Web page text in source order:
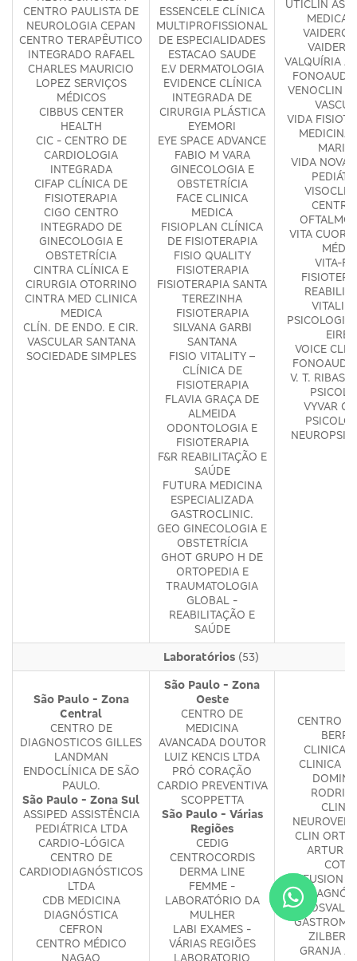
CENTRO PAULISTA DE
NEUROLOGIA CEPAN
CENTRO TERAPÊUTICO
INTEGRADO RAFAEL
CHARLES MAURICIO
LOPEZ SERVIÇOS
MÉDICOS
CIBBUS CENTER
HEALTH
CIC - CENTRO DE
CARDIOLOGIA
INTEGRADA
CIFAP CLÍNICA DE
FISIOTERAPIA
CIGO CENTRO
INTEGRADO DE
GINECOLOGIA E
OBSTETRÍCIA
CINTRA CLÍNICA E
CIRURGIA OTORRINO
CINTRA MED CLINICA
MEDICA
CLÍN. DE ENDO. E CIR.
VASCULAR SANTANA
SOCIEDADE SIMPLES
ESSENCELE CLÍNICA
MULTIPROFISSIONAL
DE ESPECIALIDADES
ESTACAO SAUDE
E.V DERMATOLOGIA
EVIDENCE CLÍNICA
INTEGRADA DE
CIRURGIA PLÁSTICA
EYEMORI
EYE SPACE ADVANCE
FABIO M VARA
GINECOLOGIA E
OBSTETRÍCIA
FACE CLINICA
MEDICA
FISIOPLAN CLÍNICA
DE FISIOTERAPIA
FISIO QUALITY
FISIOTERAPIA
FISIOTERAPIA SANTA
TEREZINHA
FISIOTERAPIA
SILVANA GARBI
SANTANA
FISIO VITALITY –
CLÍNICA DE
FISIOTERAPIA
FLAVIA GRAÇA DE
ALMEIDA
ODONTOLOGIA E
FISIOTERAPIA
F&R REABILITAÇÃO E
SAÚDE
FUTURA MEDICINA
ESPECIALIZADA
GASTROCLINIC.
GEO GINECOLOGIA E
OBSTETRÍCIA
GHOT GRUPO H DE
ORTOPEDIA E
TRAUMATOLOGIA
GLOBAL -
REABILITAÇÃO E
SAÚDE
UTICLIN
MEDICA
VALQUÍRIA A
VENOCLIN
VIDA
MEDICINA
VIDA NOVA
VITA CUORI
VITA-
PSICOLOGIA
VOICE
V. T. RIBAS
VYVAR
Laboratórios (53)
São Paulo - Zona
Central
CENTRO DE
DIAGNOSTICOS GILLES
LANDMAN
ENDOCLÍNICA DE SÃO
PAULO.
São Paulo - Zona Sul
ASSIPED ASSISTÊNCIA
PEDIÁTRICA LTDA
CARDIO-LÓGICA
CENTRO DE
CARDIODIAGNÓSTICOS
LTDA
CDB MEDICINA
DIAGNÓSTICA
CEFRON
CENTRO MÉDICO
NAGAO
São Paulo - Zona
Oeste
CENTRO DE
MEDICINA
AVANCADA DOUTOR
LUIZ KENCIS LTDA
PRÓ CORAÇÃO
CARDIO PREVENTIVA
SCOPPETTA
São Paulo - Várias
Regiões
CEDIG
CENTROCORDIS
DERMA LINE
FEMME -
LABORATÓRIO DA
MULHER
LABI EXAMES -
VÁRIAS REGIÕES
LABORATORIO
CENTRO
CLINICA
CLINICA
CLIN
ARTUR
DIFFUSION
DR
GRANJA